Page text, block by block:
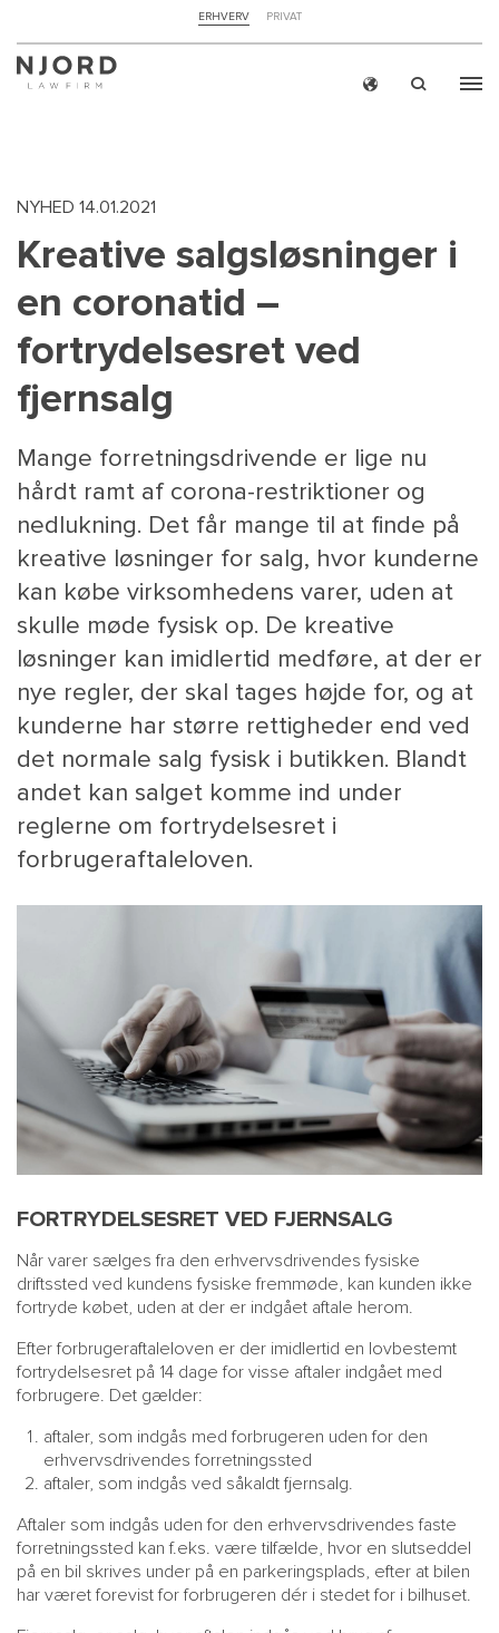
TOP
MENU
ERHVERV PRIVAT
MAIN
MENU
HR
NYHED 14.01.2021
Kreative salgsløsninger i
en coronatid –
fortrydelsesret ved
fjernsalg
Mange forretningsdrivende er lige nu
hårdt ramt af corona-restriktioner og
nedlukning. Det får mange til at finde på
kreative løsninger for salg, hvor kunderne
kan købe virksomhedens varer, uden at
skulle møde fysisk op. De kreative
løsninger kan imidlertid medføre, at der er
nye regler, der skal tages højde for, og at
kunderne har større rettigheder end ved
det normale salg fysisk i butikken. Blandt
andet kan salget komme ind under
reglerne om fortrydelsesret i
forbrugeraftaleloven.
FORTRYDELSESRET VED FJERNSALG
Når varer sælges fra den erhvervsdrivendes fysiske
driftssted ved kundens fysiske fremmøde, kan kunden ikke
fortryde købet, uden at der er indgået aftale herom.
Efter forbrugeraftaleloven er der imidlertid en lovbestemt
fortrydelsesret på 14 dage for visse aftaler indgået med
forbrugere. Det gælder:
aftaler, som indgås med forbrugeren uden for den
erhvervsdrivendes forretningssted
aftaler, som indgås ved såkaldt fjernsalg.
Aftaler som indgås uden for den erhvervsdrivendes faste
forretningssted kan f.eks. være tilfælde, hvor en slutseddel
på en bil skrives under på en parkeringsplads, efter at bilen
har været forevist for forbrugeren dér i stedet for i bilhuset.